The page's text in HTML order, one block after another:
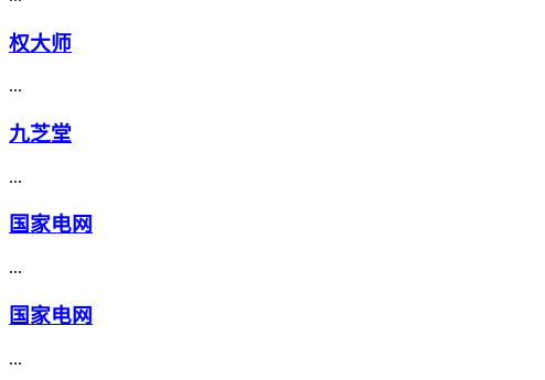
权大师
...
九芝堂
...
国家电网
...
国家电网
...